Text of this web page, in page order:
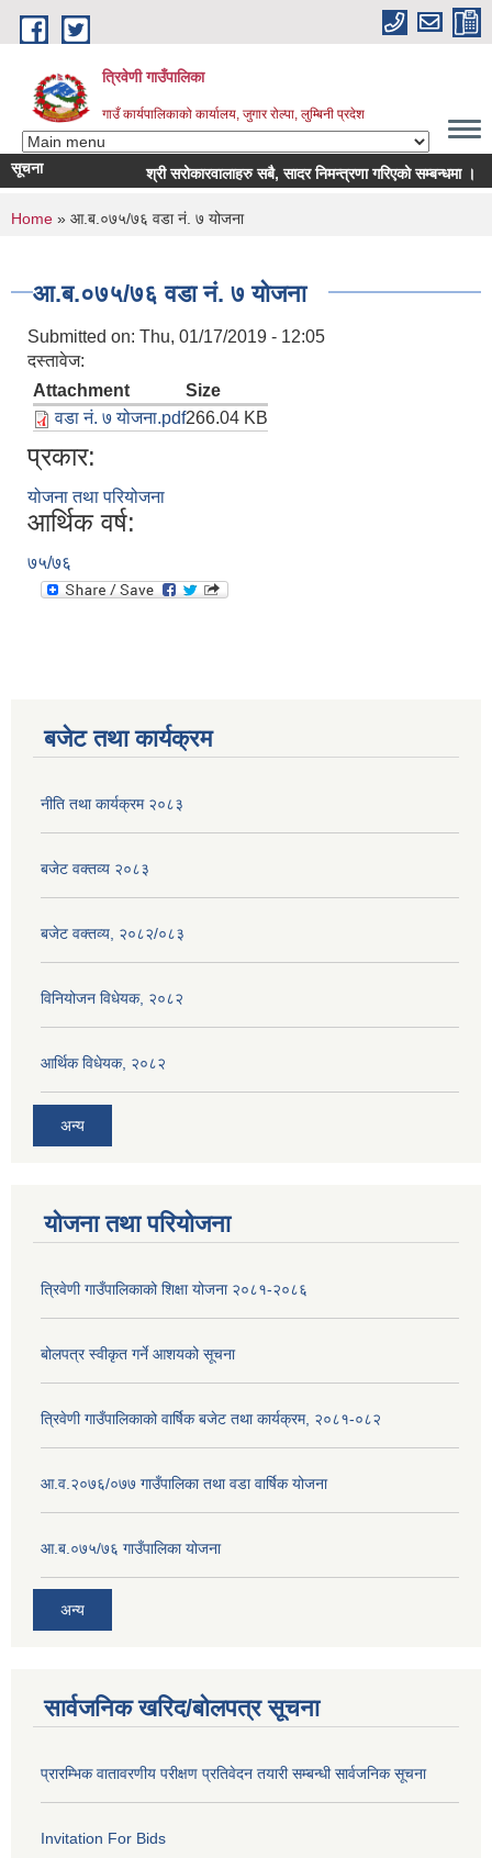
Skip to main content
त्रिवेणी गाउँपालिका
गाउँ कार्यपालिकाको कार्यालय, जुगार रोल्पा, लुम्बिनी प्रदेश
सूचना श्री सरोकारवालाहरु सबै, सादर निमन्त्रणा गरिएको सम्बन्धमा ।
You are here
Home » आ.ब.०७५/७६ वडा नं. ७ योजना
आ.ब.०७५/७६ वडा नं. ७ योजना
Submitted on: Thu, 01/17/2019 - 12:05
दस्तावेज:
Attachment
Size
वडा नं. ७ योजना.pdf266.04 KB
प्रकार:
योजना तथा परियोजना
आर्थिक वर्ष:
७५/७६
बजेट तथा कार्यक्रम
नीति तथा कार्यक्रम २०८३
बजेट वक्तव्य २०८३
बजेट वक्तव्य, २०८२/०८३
विनियोजन विधेयक, २०८२
आर्थिक विधेयक, २०८२
अन्य
योजना तथा परियोजना
त्रिवेणी गाउँपालिकाको शिक्षा योजना २०८१-२०८६
बोलपत्र स्वीकृत गर्ने आशयको सूचना
त्रिवेणी गाउँपालिकाको वार्षिक बजेट तथा कार्यक्रम, २०८१-०८२
आ.व.२०७६/०७७ गाउँपालिका तथा वडा वार्षिक योजना
आ.ब.०७५/७६ गाउँपालिका योजना
अन्य
सार्वजनिक खरिद/बोलपत्र सूचना
प्रारम्भिक वातावरणीय परीक्षण प्रतिवेदन तयारी सम्बन्धी सार्वजनिक सूचना
Invitation For Bids